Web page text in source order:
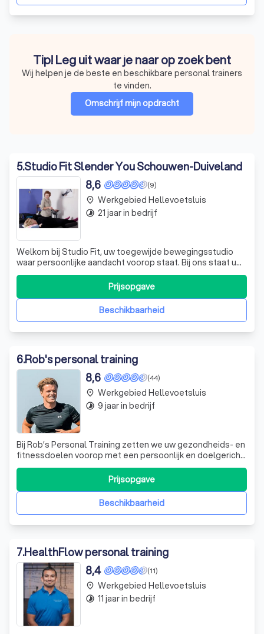
Tip! Leg uit waar je naar op zoek bent
Wij helpen je de beste en beschikbare personal trainers
te vinden.
Omschrijf mijn opdracht
5.Studio Fit Slender You Schouwen-Duiveland
(9)
8,6
Welkom bij Studio Fit, uw toegewijde bewegingsstudio
waar persoonlijke aandacht voorop staat. Bij ons staat uw
welzijn centraal, en wij zijn altijd beschikbaar om uw vragen
te beantwoorden en uw fitnessdoelen te ondersteunen.
Met de innovatieve Slender You-methode bieden wij een
ontspannen manier omBeschikbaarheid
Prijsopgave
place Werkgebied Hellevoetsluis
timelapse 21 jaar in bedrijf
6.Rob's personal training
(44)
8,6
Bij Rob’s Personal Training zetten we uw gezondheids- en
fitnessdoelen voorop met een persoonlijk en doelgericht
trainingsplan. Of u nu traint om medische redenen of
streeft naar een sterker, strakker en fitter lichaam, wij
bieden de expertise en motivatie die u nodig heeft. Onze
Beschikbaarheid
Prijsopgave
place Werkgebied Hellevoetsluis
timelapse 9 jaar in bedrijf
7.HealthFlow personal training
(11)
8,4
place Werkgebied Hellevoetsluis
timelapse 11 jaar in bedrijf